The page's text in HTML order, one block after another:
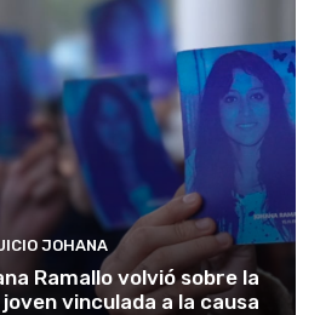
JOHANA
Ramallo volvió sobre la
vinculada a la causa